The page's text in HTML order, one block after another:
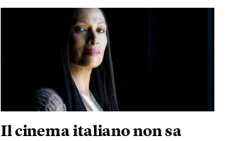
Il cinema italiano non sa